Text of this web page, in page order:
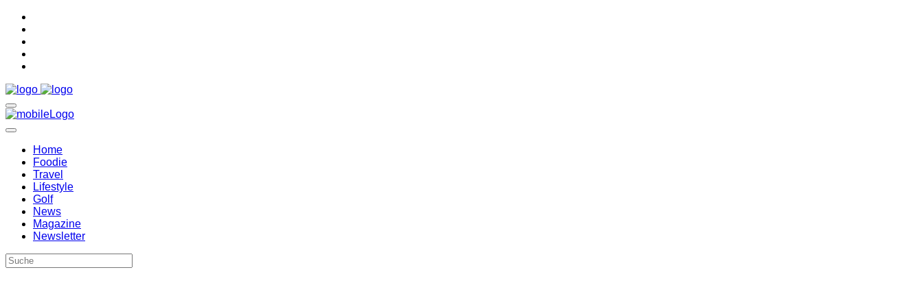
Home
Foodie
Travel
Lifestyle
Golf
News
Magazine
Newsletter